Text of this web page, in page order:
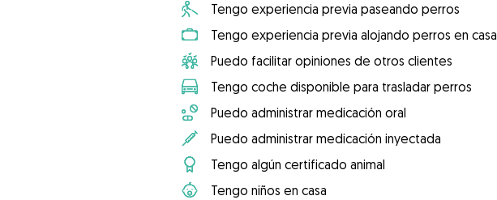
Tengo experiencia previa paseando perros
Tengo experiencia previa alojando perros en casa
Puedo facilitar opiniones de otros clientes
Tengo coche disponible para trasladar perros
Puedo administrar medicación oral
Puedo administrar medicación inyectada
Tengo algún certificado animal
Tengo niños en casa